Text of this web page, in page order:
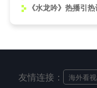
友情连接： 海外看